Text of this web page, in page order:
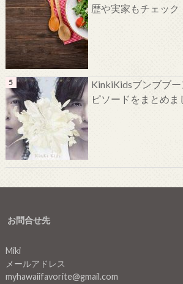
歴や実家もチェック
KinkiKidsブンブブ
ピソードをまとめま
お問合せ先
Miki
メールアドレス
myhawaiifavorite@gmail.com